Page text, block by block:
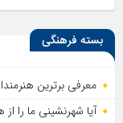
بسته فرهنگی
معرفی برترین
آیا شهرنشینی ما را